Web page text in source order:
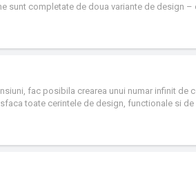
sunt completate de doua variante de design –
avansate intr-un design minimalist si se
a raspunde cerintelor in continua schimbare
fac posibila crearea unui numar infinit de
toate cerintele de design, functionale si de
permit localizarea rapida a butonului, in timp